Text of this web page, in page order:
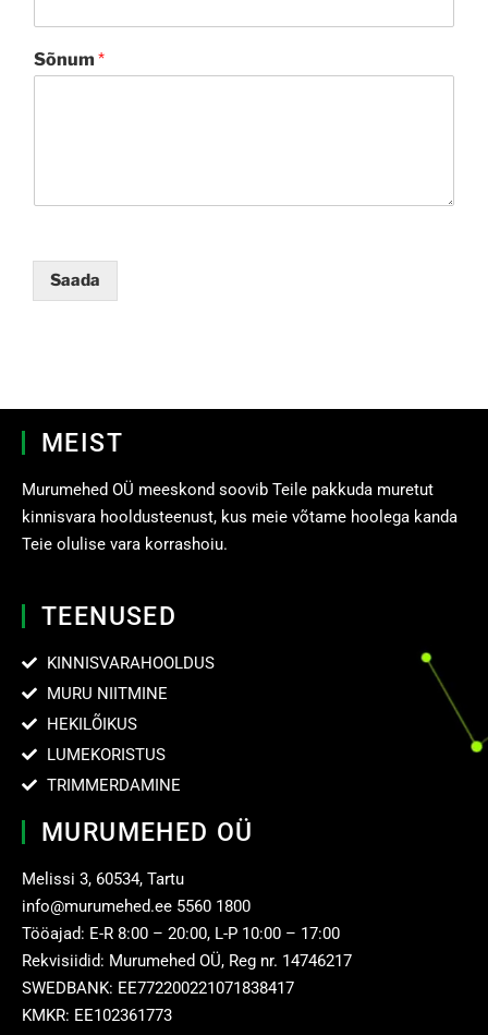
Sõnum *
Saada
MEIST
Murumehed OÜ meeskond soovib Teile pakkuda muretut
kinnisvara hooldusteenust, kus meie võtame hoolega kanda
Teie olulise vara korrashoiu.
TEENUSED
KINNISVARAHOOLDUS
MURU NIITMINE
HEKILÕIKUS
LUMEKORISTUS
TRIMMERDAMINE
MURUMEHED OÜ
Melissi 3, 60534, Tartu
info@murumehed.ee 5560 1800
Tööajad: E-R 8:00 – 20:00, L-P 10:00 – 17:00
Rekvisiidid: Murumehed OÜ, Reg nr. 14746217
SWEDBANK: EE772200221071838417
KMKR: EE102361773